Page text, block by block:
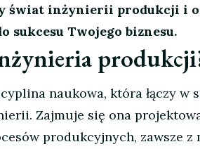
świat inżynierii produkcji i
sukcesu Twojego biznesu.
naukowa, która łączy w
Zajmuje się ona
produkcyjnych, zawsze z